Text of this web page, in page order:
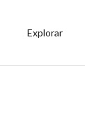
Explorar